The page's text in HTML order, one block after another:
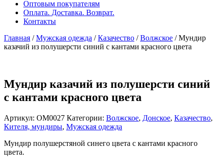
Оптовым покупателям
Оплата. Доставка. Возврат.
Контакты
Главная /Мужская одежда /Казачество /Волжское / Мундир
казачий из полушерсти синий с кантами красного цвета
Мундир казачий из полушерсти синий
с кантами красного цвета
Артикул: OM0027 Категории: Волжское, Донское, Казачество,
Кителя, мундиры, Мужская одежда
Мундир полушерстяной синего цвета с кантами красного
цвета.